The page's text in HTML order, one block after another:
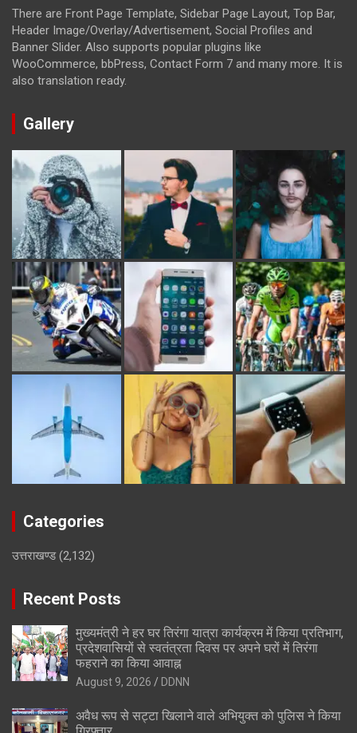
There are Front Page Template, Sidebar Page Layout, Top Bar,
Header Image/Overlay/Advertisement, Social Profiles and
Banner Slider. Also supports popular plugins like
WooCommerce, bbPress, Contact Form 7 and many more. It is
also translation ready.
Gallery
Categories
उत्तराखण्ड(2,132)
Recent Posts
मुख्यमंत्री ने हर घर तिरंगा यात्रा कार्यक्रम में किया प्रतिभाग,
प्रदेशवासियों से स्वतंत्रता दिवस पर अपने घरों में तिरंगा
फहराने का किया आवाह्न
August 9, 2026 DDNN
अवैध रूप से सट्टा खिलाने वाले अभियुक्त को पुलिस ने किया